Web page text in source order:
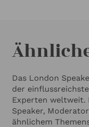
Das London
der
Experten weltweit.
Speaker,
ähnlichem